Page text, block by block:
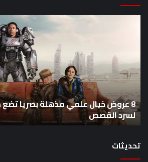
مذهلة
بصريًا
تضع
معايير
جديدة
لسرد
القصص
8 عروض خيال علمي مذهلة بصريًا تضع
لسرد القصص
تحديثات